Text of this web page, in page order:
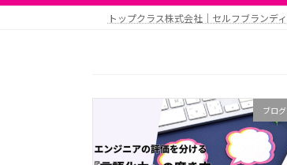
トップクラス株式会社｜セルフブランデ
ブログ